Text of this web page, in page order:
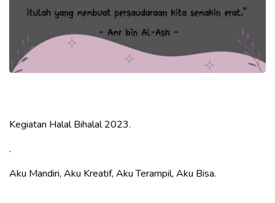
Kegiatan Halal Bihalal 2023.
.
Aku Mandiri, Aku Kreatif, Aku Terampil, Aku Bisa.